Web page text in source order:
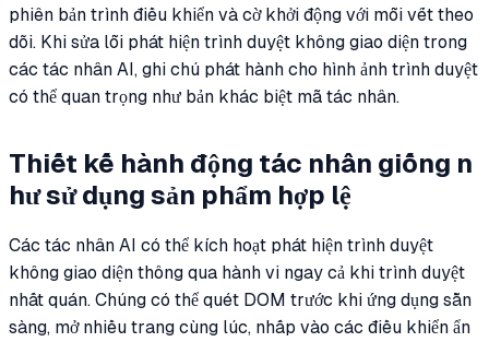
phiên bản trình điều khiển và cờ khởi động với mỗi vết theo
dõi. Khi sửa lỗi phát hiện trình duyệt không giao diện trong
các tác nhân AI, ghi chú phát hành cho hình ảnh trình duyệt
có thể quan trọng như bản khác biệt mã tác nhân.
Thiết kế hành động tác nhân giống n
hư sử dụng sản phẩm hợp lệ
Các tác nhân AI có thể kích hoạt phát hiện trình duyệt
không giao diện thông qua hành vi ngay cả khi trình duyệt
nhất quán. Chúng có thể quét DOM trước khi ứng dụng sẵn
sàng, mở nhiều trang cùng lúc, nhấp vào các điều khiển ẩn